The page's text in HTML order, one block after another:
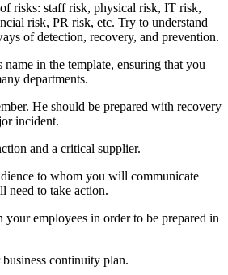
risks: staff risk, physical risk, IT risk,
risk, PR risk, etc. Try to understand
of detection, recovery, and prevention.
name in the template, ensuring that you
departments.
He should be prepared with recovery
incident.
and a critical supplier.
to whom you will communicate
need to take action.
employees in order to be prepared in
continuity plan.